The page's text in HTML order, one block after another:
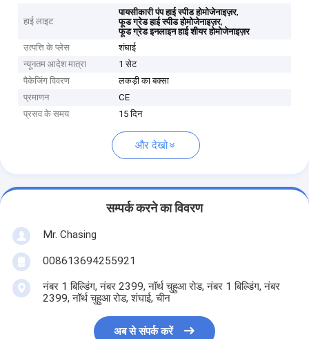
हाई लाइट
पायसीकारी पंप हाई स्पीड होमोजेनाइज़र,
फूड ग्रेड हाई स्पीड होमोजेनाइज़र,
फूड ग्रेड इनलाइन हाई शीयर होमोजेनाइज़र
उत्पत्ति के प्लेस
शंघाई
न्यूनतम आदेश मात्रा
1 सेट
पैकेजिंग विवरण
लकड़ी का बक्सा
प्रमाणन
CE
प्रसव के समय
15 दिन
और देखो
सम्पर्क करने का विवरण
Mr. Chasing
008613694255921
नंबर 1 बिल्डिंग, नंबर 2399, नॉर्थ चुहुआ रोड, नंबर 1 बिल्डिंग, नंबर
2399, नॉर्थ चुहुआ रोड, शंघाई, चीन
अब से संपर्क करें